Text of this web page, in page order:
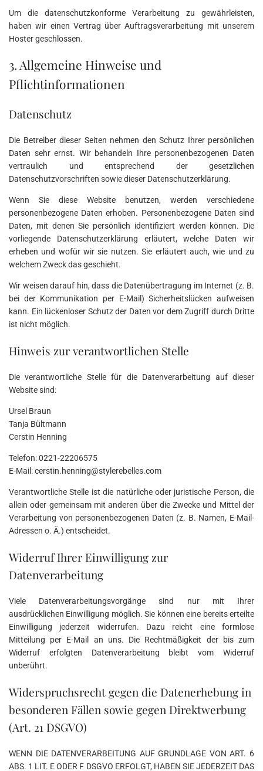
Um die datenschutzkonforme Verarbeitung zu gewährleisten,
haben wir einen Vertrag über Auftragsverarbeitung mit unserem
Hoster geschlossen.
3. Allgemeine Hinweise und
Pflichtinformationen
Datenschutz
Die Betreiber dieser Seiten nehmen den Schutz Ihrer persönlichen
Daten sehr ernst. Wir behandeln Ihre personenbezogenen Daten
vertraulich und entsprechend der gesetzlichen
Datenschutzvorschriften sowie dieser Datenschutzerklärung.
Wenn Sie diese Website benutzen, werden verschiedene
personenbezogene Daten erhoben. Personenbezogene Daten sind
Daten, mit denen Sie persönlich identifiziert werden können. Die
vorliegende Datenschutzerklärung erläutert, welche Daten wir
erheben und wofür wir sie nutzen. Sie erläutert auch, wie und zu
welchem Zweck das geschieht.
Wir weisen darauf hin, dass die Datenübertragung im Internet (z. B.
bei der Kommunikation per E-Mail) Sicherheitslücken aufweisen
kann. Ein lückenloser Schutz der Daten vor dem Zugriff durch Dritte
ist nicht möglich.
Hinweis zur verantwortlichen Stelle
Die verantwortliche Stelle für die Datenverarbeitung auf dieser
Website sind:
Ursel Braun
Tanja Bültmann
Cerstin Henning
Telefon: 0221-22206575
E-Mail: cerstin.henning@stylerebelles.com
Verantwortliche Stelle ist die natürliche oder juristische Person, die
allein oder gemeinsam mit anderen über die Zwecke und Mittel der
Verarbeitung von personenbezogenen Daten (z. B. Namen, E-Mail-
Adressen o. Ä.) entscheidet.
Widerruf Ihrer Einwilligung zur
Datenverarbeitung
Viele Datenverarbeitungsvorgänge sind nur mit Ihrer
ausdrücklichen Einwilligung möglich. Sie können eine bereits erteilte
Einwilligung jederzeit widerrufen. Dazu reicht eine formlose
Mitteilung per E-Mail an uns. Die Rechtmäßigkeit der bis zum
Widerruf erfolgten Datenverarbeitung bleibt vom Widerruf
unberührt.
Widerspruchsrecht gegen die Datenerhebung in
besonderen Fällen sowie gegen Direktwerbung
(Art. 21 DSGVO)
WENN DIE DATENVERARBEITUNG AUF GRUNDLAGE VON ART. 6
ABS. 1 LIT. E ODER F DSGVO ERFOLGT, HABEN SIE JEDERZEIT DAS